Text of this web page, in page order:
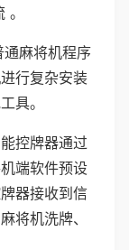
通麻将机程序
行复杂安装
具。
控牌器通过
端软件预设
器接收到信
将机洗牌、